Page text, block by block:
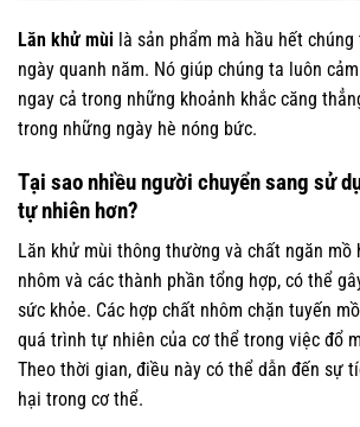
Lăn khử mùi là sản phẩm mà hầu hết
ngày quanh năm. Nó giúp chúng ta luôn
ngay cả trong những khoảnh khắc căng
trong những ngày hè nóng bức.
Tại sao nhiều người chuyển sang sử
tự nhiên hơn?
Lăn khử mùi thông thường và chất ngăn mồ
nhôm và các thành phần tổng hợp, có thể
sức khỏe. Các hợp chất nhôm chặn tuyến
quá trình tự nhiên của cơ thể trong việc đổ
Theo thời gian, điều này có thể dẫn đến sự
hại trong cơ thể.